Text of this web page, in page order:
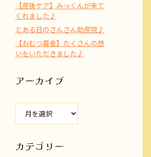
【産後ケア】みっくんが来て
くれました♪
とある日のさんさん助産院♪
【おむつ募金】たくさんの想
いをいただきました♪
アーカイブ
ブ
カテゴリー